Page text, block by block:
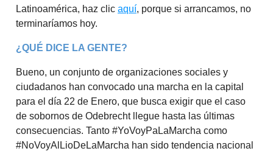
Latinoamérica, haz clic aquí, porque si arrancamos, no
terminaríamos hoy.
¿QUÉ DICE LA GENTE?
Bueno, un conjunto de organizaciones sociales y
ciudadanos han convocado una marcha en la capital
para el día 22 de Enero, que busca exigir que el caso
de sobornos de Odebrecht llegue hasta las últimas
consecuencias. Tanto #YoVoyPaLaMarcha como
#NoVoyAlLioDeLaMarcha han sido tendencia nacional